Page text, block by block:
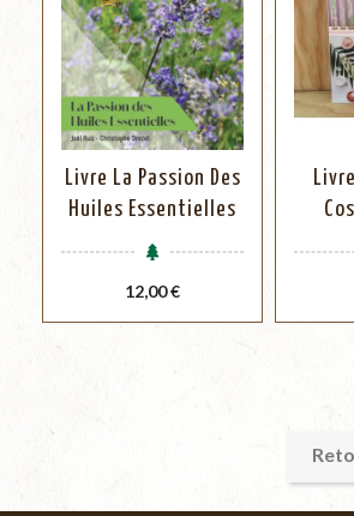
Livre La Passion Des
Huiles Essentielles
Prix
12,00 €